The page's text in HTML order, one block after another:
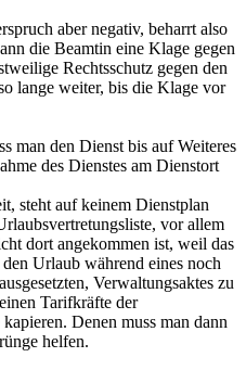
aber negativ, beharrt also
die Beamtin eine Klage gegen
Rechtsschutz gegen den
lange weiter, bis die Klage vor
man den Dienst bis auf Weiteres
des Dienstes am Dienstort
steht auf keinem Dienstplan
vor allem
dort angekommen ist, weil das
Urlaub während eines noch
Verwaltungsaktes zu
Tarifkräfte der
Denen muss man dann
helfen.